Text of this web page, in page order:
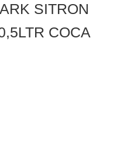
SITRON
COCA